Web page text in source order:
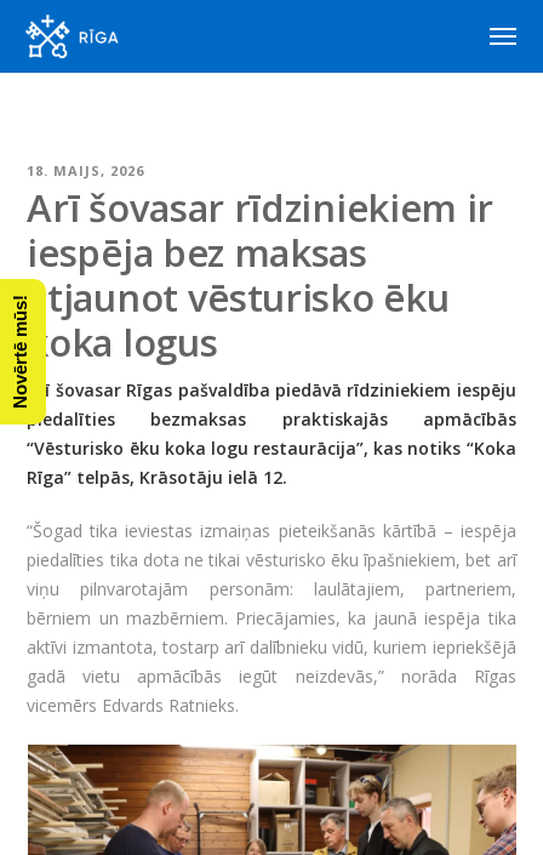
18. MAIJS, 2026
Arī šovasar rīdziniekiem ir
iespēja bez maksas
atjaunot vēsturisko ēku
koka logus
Arī šovasar Rīgas pašvaldība piedāvā rīdziniekiem iespēju
piedalīties bezmaksas praktiskajās apmācībās
“Vēsturisko ēku koka logu restaurācija”, kas notiks “Koka
Rīga” telpās, Krāsotāju ielā 12.
“Šogad tika ieviestas izmaiņas pieteikšanās kārtībā – iespēja
piedalīties tika dota ne tikai vēsturisko ēku īpašniekiem, bet arī
viņu pilnvarotajām personām: laulātajiem, partneriem,
bērniem un mazbērniem. Priecājamies, ka jaunā iespēja tika
aktīvi izmantota, tostarp arī dalībnieku vidū, kuriem iepriekšējā
gadā vietu apmācībās iegūt neizdevās,” norāda Rīgas
vicemērs Edvards Ratnieks.
Novērtē mūs!